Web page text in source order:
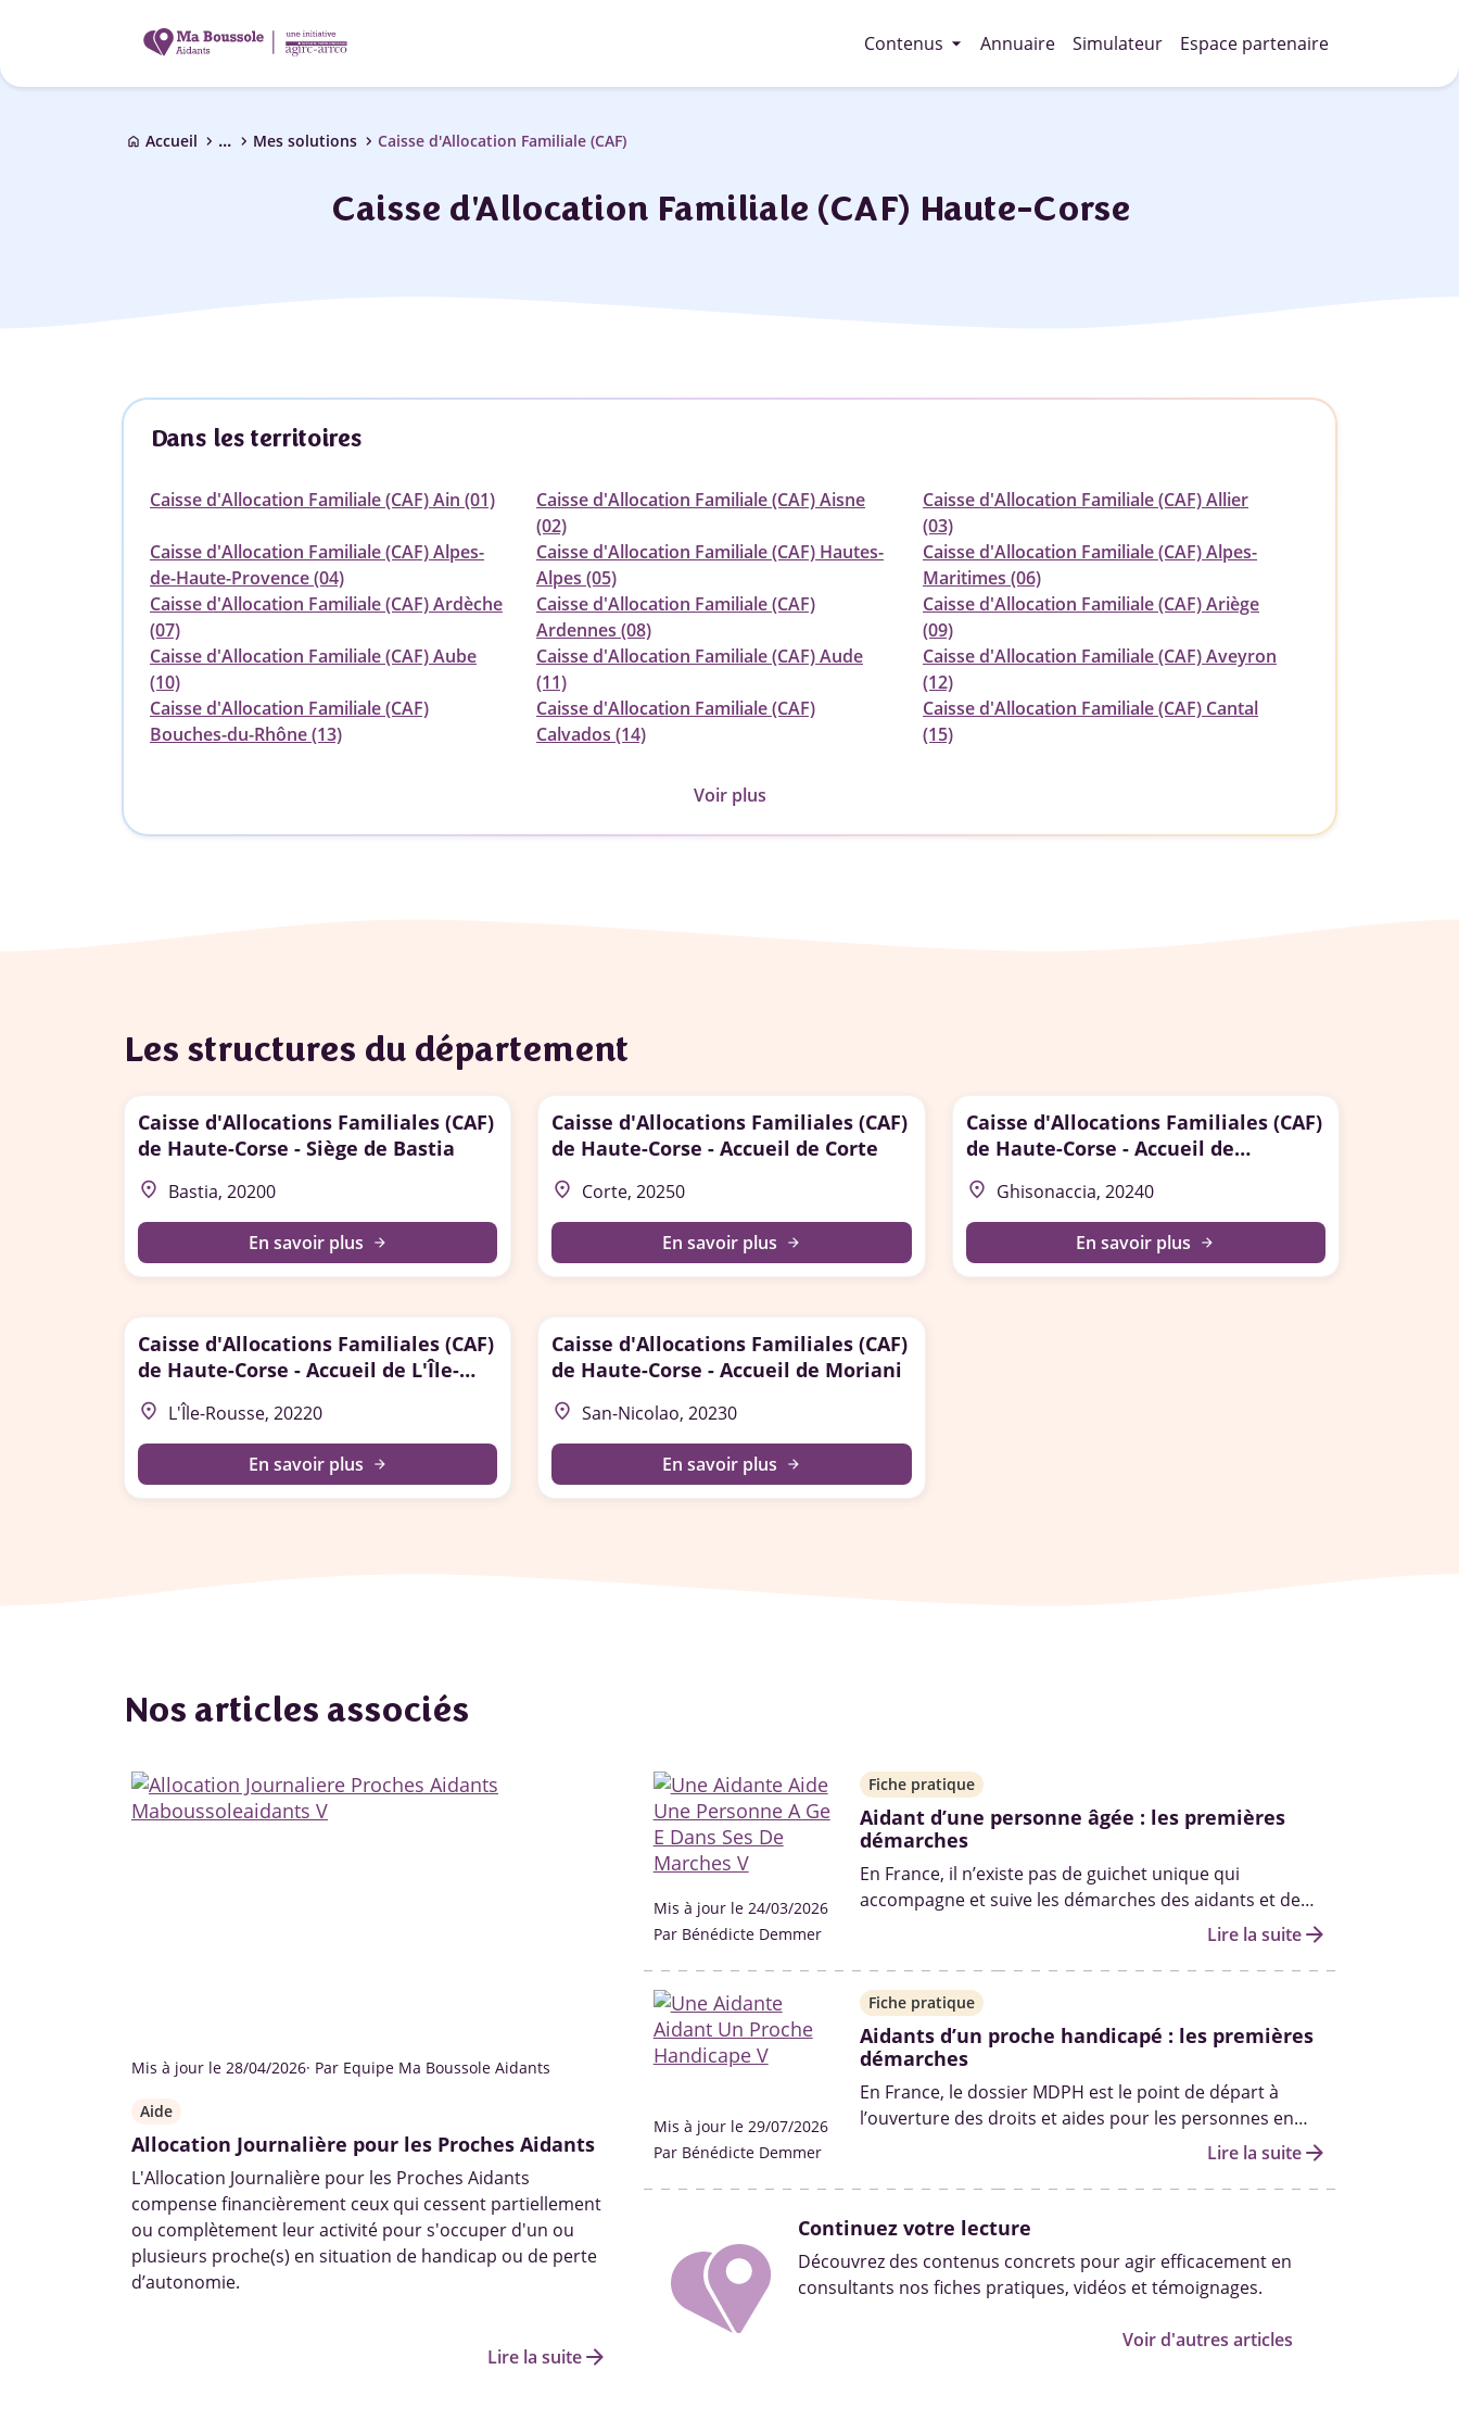
Contenus arrow_drop_down Annuaire Simulateur Espace partenaire
home Accueil chevron_right ... chevron_right Mes solutions chevron_right Caisse d'Allocation Familiale (CAF)
Caisse d'Allocation Familiale (CAF) Haute-Corse
Dans les territoires
Caisse d'Allocation Familiale (CAF) Ain (01)
Caisse d'Allocation Familiale (CAF) Aisne
(02)
Caisse d'Allocation Familiale (CAF) Allier
(03)
Caisse d'Allocation Familiale (CAF) Alpes-
de-Haute-Provence (04)
Caisse d'Allocation Familiale (CAF) Hautes-
Alpes (05)
Caisse d'Allocation Familiale (CAF) Alpes-
Maritimes (06)
Caisse d'Allocation Familiale (CAF) Ardèche
(07)
Caisse d'Allocation Familiale (CAF)
Ardennes (08)
Caisse d'Allocation Familiale (CAF) Ariège
(09)
Caisse d'Allocation Familiale (CAF) Aube
(10)
Caisse d'Allocation Familiale (CAF) Aude
(11)
Caisse d'Allocation Familiale (CAF) Aveyron
(12)
Caisse d'Allocation Familiale (CAF)
Bouches-du-Rhône (13)
Caisse d'Allocation Familiale (CAF)
Calvados (14)
Caisse d'Allocation Familiale (CAF) Cantal
(15)
Voir plus
Les structures du département
Caisse d'Allocations Familiales (CAF)
de Haute-Corse - Siège de Bastia
place Bastia, 20200
En savoir plus arrow_forward
Caisse d'Allocations Familiales (CAF)
de Haute-Corse - Accueil de Corte
place Corte, 20250
En savoir plus arrow_forward
Caisse d'Allocations Familiales (CAF)
de Haute-Corse - Accueil de
Ghisonaccia
place Ghisonaccia, 20240
En savoir plus arrow_forward
Caisse d'Allocations Familiales (CAF)
de Haute-Corse - Accueil de L'Île-
Rousse
place L'Île-Rousse, 20220
En savoir plus arrow_forward
Caisse d'Allocations Familiales (CAF)
de Haute-Corse - Accueil de Moriani
place San-Nicolao, 20230
En savoir plus arrow_forward
Nos articles associés
Mis à jour le 28/04/2026· Par Equipe Ma Boussole Aidants
Aide
Allocation Journalière pour les Proches Aidants
L'Allocation Journalière pour les Proches Aidants
compense financièrement ceux qui cessent partiellement
ou complètement leur activité pour s'occuper d'un ou
plusieurs proche(s) en situation de handicap ou de perte
d’autonomie.
Lire la suitearrow_forward
Mis à jour le 24/03/2026
Par Bénédicte Demmer
Fiche pratique
Aidant d’une personne âgée : les premières
démarches
En France, il n’existe pas de guichet unique qui
accompagne et suive les démarches des aidants et de
leurs proches tout au long de leurs parcours. Il n’existe
Lire la suitearrow_forward
Mis à jour le 29/07/2026
Par Bénédicte Demmer
Fiche pratique
Aidants d’un proche handicapé : les premières
démarches
En France, le dossier MDPH est le point de départ à
l’ouverture des droits et aides pour les personnes en
situation de handicap. Qui peut vous aider à le remplir ?
solutions ? On fait le point.
Lire la suitearrow_forward
Continuez votre lecture
Découvrez des contenus concrets pour agir efficacement en
consultants nos fiches pratiques, vidéos et témoignages.
Voir d'autres articles